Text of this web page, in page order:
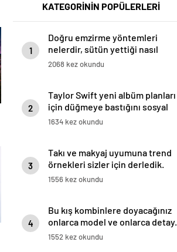
KATEGORİNİN POPÜLERLERİ
1
Doğru emzirme yöntemleri
nelerdir, sütün yettiği nasıl
anlaşılır?
2068 kez okundu
2
Taylor Swift yeni albüm planları
için düğmeye bastığını sosyal
medyadan duyurdu!
1634 kez okundu
3
Takı ve makyaj uyumuna trend
örnekleri sizler için derledik.
1556 kez okundu
4
Bu kış kombinlere doyacağınız
onlarca model ve onlarca detay.
1552 kez okundu